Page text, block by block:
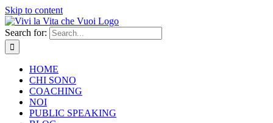
Skip to content
Search for:
HOME
CHI SONO
COACHING
NOI
PUBLIC SPEAKING